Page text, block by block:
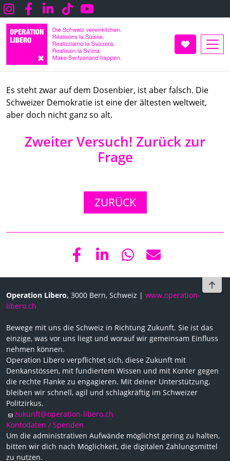
Direkt
zum
Inhalt
Instagram
FacebookLInkedin
TikTokYoutube
Es steht zwar auf dem Dosenbier, ist aber falsch. Die
Schweizer Demokratie ist eine der ältesten weltweit,
aber doch nicht ganz so alt.
Zweiter Versuch! Zurück zur
Frage
ZURÜCK
Operation Libero, 3000 Bern, Schweiz | www.operation-
libero.ch
Bewege mit uns die Schweiz in Richtung Zukunft. Sie ist das
einzige, was vor uns liegt und worauf wir gemeinsam Einfluss
nehmen können.
Operation Libero verpflichtet sich, diese Zukunft mit
Denkanstössen, mit fundiertem Wissen und mit Konter gegen
die rechte Flanke zu engagieren. Mit deiner Unterstützung,
bleiben wir schnell, agil und schlagkräftig im Schweizer
Politzirkus.
zukunft@operation-libero.ch
Kontodaten / Spenden
Um die administrativen Aufwände möglichst gering zu halten,
bitten wir dich nach Möglichkeit, die digitalen Zahlungsmittel
zu nutzen.
To